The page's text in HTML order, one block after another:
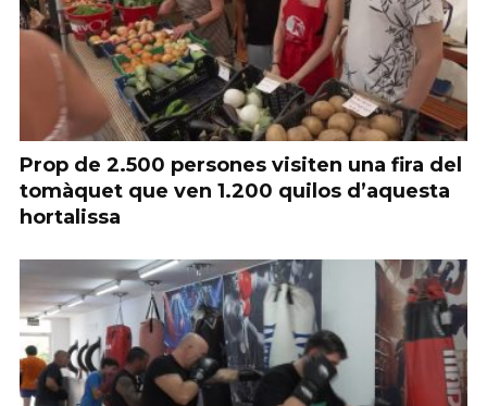
Prop de 2.500 persones visiten una fira del
tomàquet que ven 1.200 quilos d’aquesta
hortalissa